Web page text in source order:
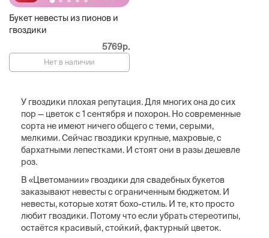
Букет невесты из пионов и
гвоздики
5769р.
Нет в наличии
У гвоздики плохая репутация. Для многих она до сих
пор — цветок с 1 сентября и похорон. Но современные
сорта не имеют ничего общего с теми, серыми,
мелкими. Сейчас гвоздики крупные, махровые, с
бархатными лепестками. И стоят они в разы дешевле
роз.
В «Цветомании» гвоздики для свадебных букетов
заказывают невесты с ограниченным бюджетом. И
невесты, которые хотят бохо-стиль. И те, кто просто
любит гвоздики. Потому что если убрать стереотипы,
остаётся красивый, стойкий, фактурный цветок.